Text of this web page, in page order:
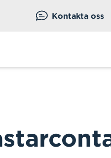
Kontakta oss